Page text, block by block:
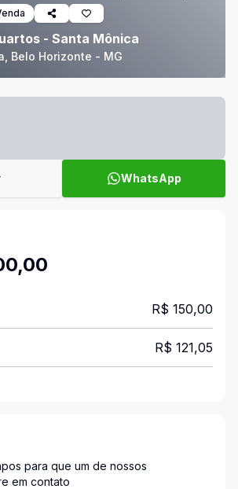
- Santa Mônica
Belo Horizonte - MG
WhatsApp
R$ 150,00
R$ 121,05
para que um de nossos
em contato